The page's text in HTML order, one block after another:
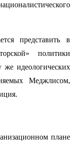
представить в
политики
идеологических
Меджлисом,
плане